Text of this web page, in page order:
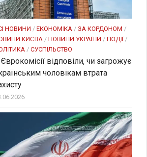
НОВИНИ / ЕКОНОМІКА / ЗА КОРДОНОМ /
КИЄВА/ НОВИНИ УКРАЇНИ / ПОДІЇ /
/ СУСПІЛЬСТВО
відповіли, чи загрожує
чоловікам втрата